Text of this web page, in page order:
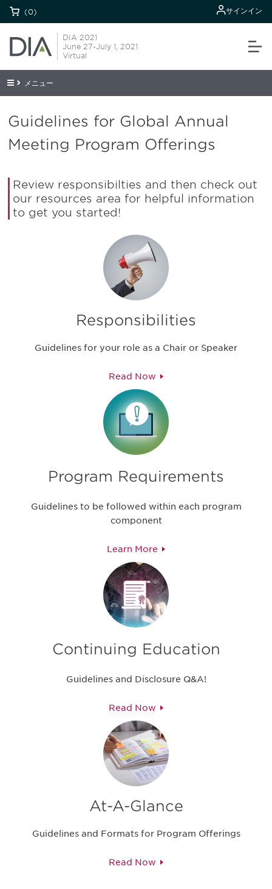
(0) サインイン
DIA 2021
June 27-July 1, 2021
Virtual
メニュー
Guidelines for Global Annual
Meeting Program Offerings
Review responsibilties and then check out
our resources area for helpful information
to get you started!
Responsibilities
Guidelines for your role as a Chair or Speaker
Read Now
Program Requirements
Guidelines to be followed within each program
component
Learn More
Continuing Education
Guidelines and Disclosure Q&A!
Read Now
At-A-Glance
Guidelines and Formats for Program Offerings
Read Now